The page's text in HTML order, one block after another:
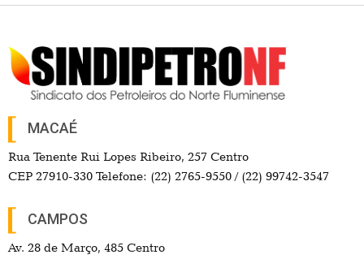
MACAÉ
Rua Tenente Rui Lopes Ribeiro, 257 Centro
CEP 27910-330 Telefone: (22) 2765-9550 / (22) 99742-3547
CAMPOS
Av. 28 de Março, 485 Centro